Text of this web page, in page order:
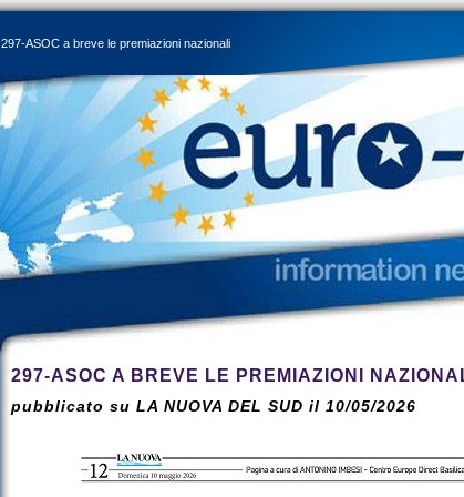
297-ASOC a breve le premiazioni nazionali
297-ASOC A BREVE LE PREMIAZIONI
pubblicato su LA NUOVA DEL SUD il 10/05/2026